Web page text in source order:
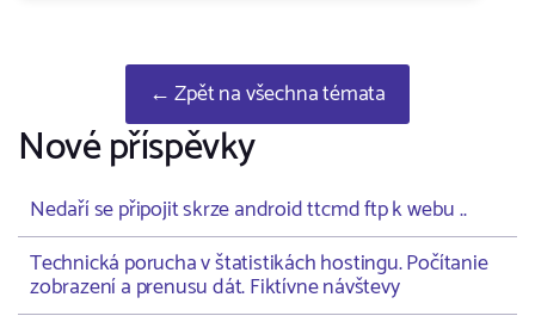
← Zpět na všechna témata
Nové příspěvky
Nedaří se připojit skrze android ttcmd ftp k webu ..
Technická porucha v štatistikách hostingu. Počítanie
zobrazení a prenusu dát. Fiktívne návštevy